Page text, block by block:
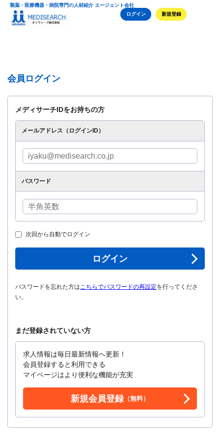
製薬・医療機器・病院専門の人材紹介 エージェント会社
ログイン
新規登録
会員ログイン
メディサーチIDをお持ちの方
メールアドレス（ログインID）
パスワード
次回から自動でログイン
ログイン
パスワードを忘れた方はこちらでパスワードの再設定を行ってくださ
い。
まだ登録されていない方
求人情報は毎日最新情報へ更新！
会員登録すると利用できる
マイページはより便利な機能が充実
新規会員登録（無料）